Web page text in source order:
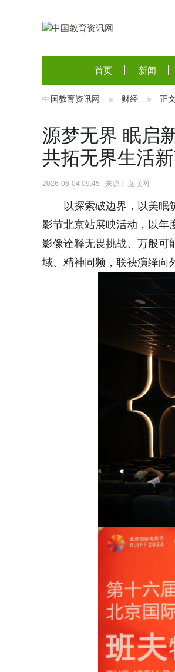
首页 新闻
中国教育资讯网 财经 正文
源梦无界 眠启
共拓无界生活
2026-06-04 09:45 来源： 互联网
以探索破边界，以美眠
影节北京站展映活动，以年
影像诠释无畏挑战、万般可
域、精神同频，联袂演绎向